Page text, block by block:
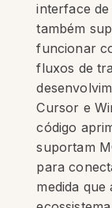
interface
também
funcionar
fluxos de
Cursor e
código
suportam
para
medida